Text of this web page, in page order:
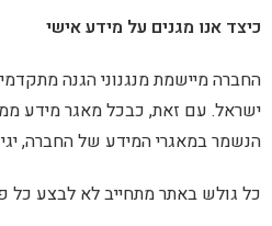
כיצד אנו מגנים על מידע אישי
החברה מיישמת מנגנוני הגנה
ישראל. עם זאת, כבכל מאגר מידע
הנשמר במאגרי המידע של החברה,
כל גולש באתר מתחייב לא לבצע כל